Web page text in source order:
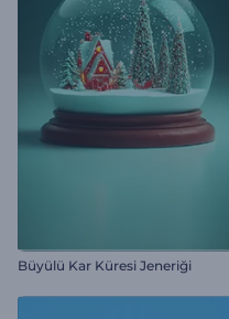
Büyülü Kar Küresi Jeneriği